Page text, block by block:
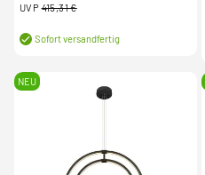
UVP 415,31 €
Sofort versandfertig
NEU